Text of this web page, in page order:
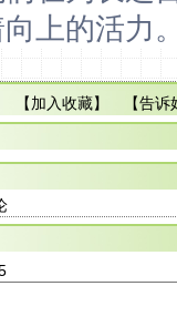
上的活力
【加入收藏】 【告诉